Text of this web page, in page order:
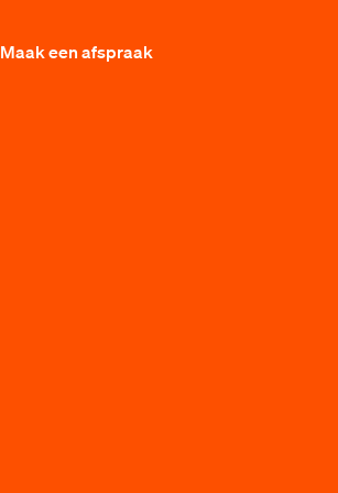
Maak een afspraak